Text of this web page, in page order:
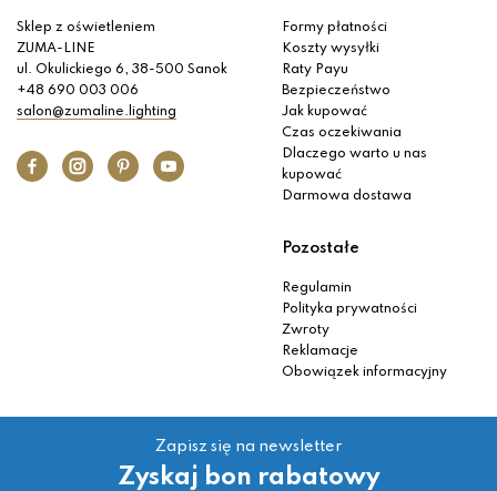
Sklep z oświetleniem
ZUMA-LINE
ul. Okulickiego 6, 38-500 Sanok
+48 690 003 006
salon@zumaline.lighting
Formy płatności
Koszty wysyłki
Raty Payu
Bezpieczeństwo
Jak kupować
Czas oczekiwania
Dlaczego warto u nas
kupować
Darmowa dostawa
Pozostałe
Regulamin
Polityka prywatności
Zwroty
Reklamacje
Obowiązek informacyjny
Zapisz się na newsletter
Zyskaj bon rabatowy